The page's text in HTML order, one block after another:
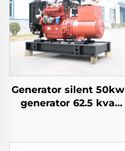
Generator silent 50kw
generator 62.5 kva